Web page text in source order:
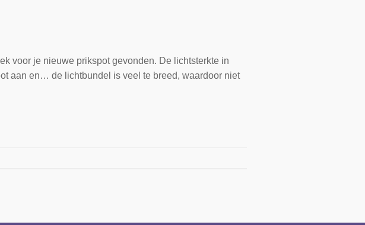
voor je nieuwe prikspot gevonden. De lichtsterkte in
aan en… de lichtbundel is veel te breed, waardoor niet